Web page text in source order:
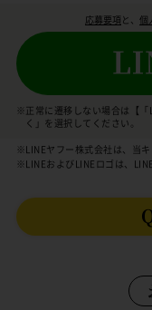
応募要項 と、 個
※正常に遷移しない場合は【「
く」を選択してください。
※LINEヤフー株式会社は、当
※LINEおよびLINEロゴは、